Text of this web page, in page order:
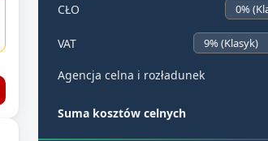
CŁO
VAT
Agencja celna i rozładunek
Suma kosztów celnych